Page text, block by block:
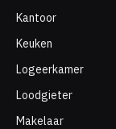
Kantoor
Keuken
Logeerkamer
Loodgieter
Makelaar